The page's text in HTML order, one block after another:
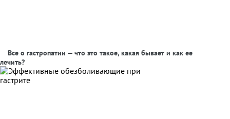
Все о гастропатии — что это такое, какая бывает и как ее
лечить?